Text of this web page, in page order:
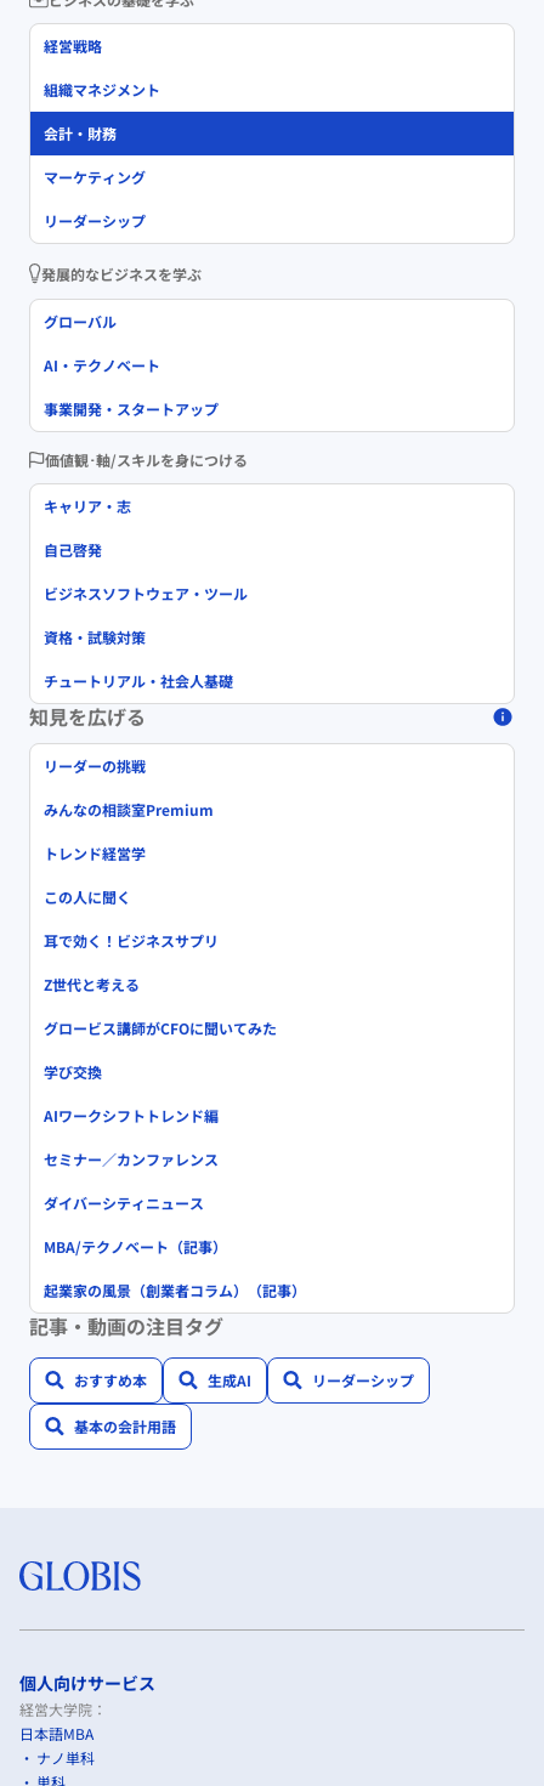
経営戦略
組織マネジメント
会計・財務
マーケティング
リーダーシップ
発展的なビジネスを学ぶ
グローバル
AI・テクノベート
事業開発・スタートアップ
価値観･軸/スキルを身につける
キャリア・志
自己啓発
ビジネスソフトウェア・ツール
資格・試験対策
チュートリアル・社会人基礎
知見を広げる
リーダーの挑戦
みんなの相談室Premium
トレンド経営学
この人に聞く
耳で効く！ビジネスサプリ
Z世代と考える
グロービス講師がCFOに聞いてみた
学び交換
AIワークシフトトレンド編
セミナー／カンファレンス
ダイバーシティニュース
MBA/テクノベート（記事）
起業家の風景（創業者コラム）（記事）
記事・動画の注目タグ
おすすめ本 生成AI リーダーシップ
基本の会計用語
個人向けサービス
経営大学院：
日本語MBA
ナノ単科